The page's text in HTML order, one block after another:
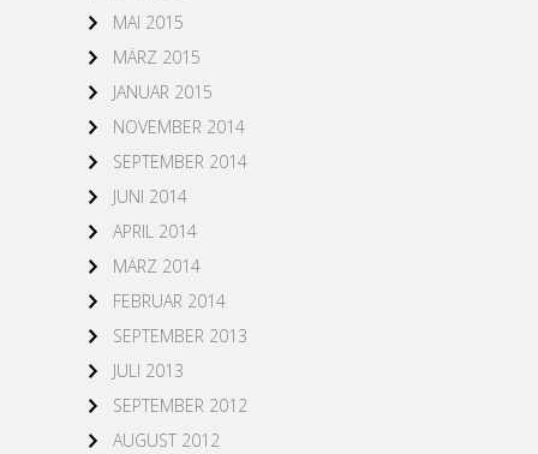
MAI 2015
MÄRZ 2015
JANUAR 2015
NOVEMBER 2014
SEPTEMBER 2014
JUNI 2014
APRIL 2014
MÄRZ 2014
FEBRUAR 2014
SEPTEMBER 2013
JULI 2013
SEPTEMBER 2012
AUGUST 2012